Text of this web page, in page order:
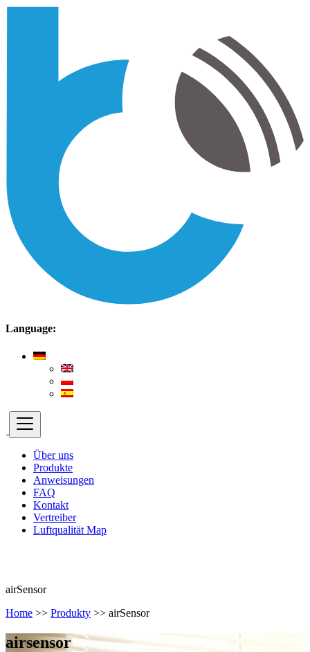
Language:
Über uns
Produkte
Anweisungen
FAQ
Kontakt
Vertreiber
Luftqualität Map
airSensor
Home >> Produkty >> airSensor
airsensor